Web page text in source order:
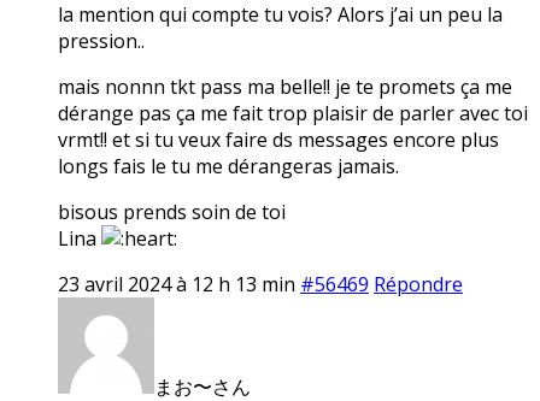
la mention qui compte tu vois? Alors j’ai un peu la
pression..
mais nonnn tkt pass ma belle!! je te promets ça me
dérange pas ça me fait trop plaisir de parler avec toi
vrmt!! et si tu veux faire ds messages encore plus
longs fais le tu me dérangeras jamais.
bisous prends soin de toi
Lina
23 avril 2024 à 12 h 13 min #56469 Répondre
まお〜さん